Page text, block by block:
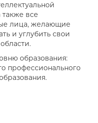
также все
лица, желающие
и углубить свои
образования:
профессионального